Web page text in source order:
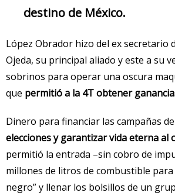
destino de México.
López Obrador hizo del ex secretario
Ojeda, su principal aliado y este a su
sobrinos para operar una oscura
que permitió a la 4T obtener
Dinero para financiar las campañas
elecciones y garantizar vida eterna al
permitió la entrada –sin cobro de
millones de litros de combustible para
negro” y llenar los bolsillos de un